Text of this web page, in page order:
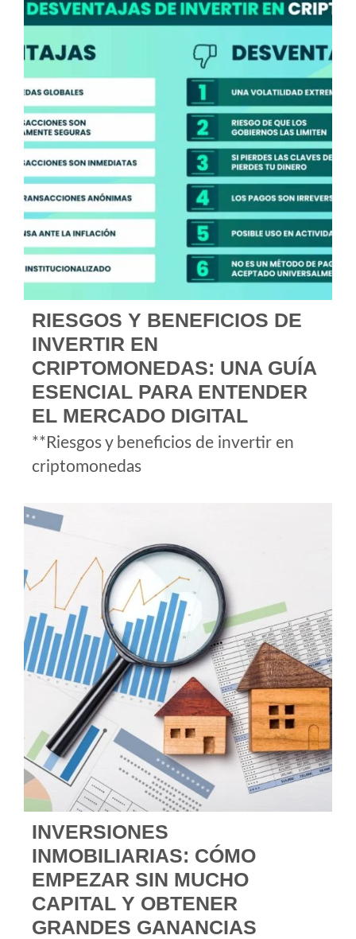
RIESGOS Y BENEFICIOS DE
INVERTIR EN
CRIPTOMONEDAS: UNA GUÍA
ESENCIAL PARA ENTENDER
EL MERCADO DIGITAL
**Riesgos y beneficios de invertir en
criptomonedas
INVERSIONES
INMOBILIARIAS: CÓMO
EMPEZAR SIN MUCHO
CAPITAL Y OBTENER
GRANDES GANANCIAS